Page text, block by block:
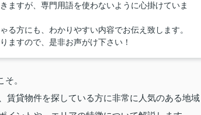
ますが、専門用語を使わないように心掛けていま
方にも、わかりやすい内容でお伝え致します。
ますので、是非お声がけ下さい！
。
賃貸物件を探している方に非常に人気のある地域